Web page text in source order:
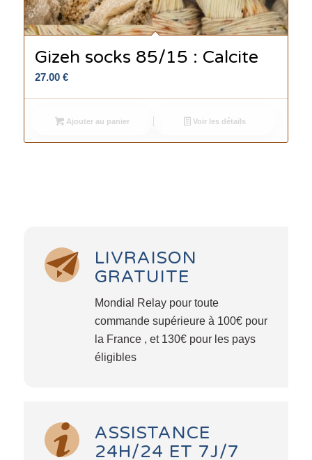
Gizeh socks 85/15 : Calcite
27.00 €
Ajouter au panier Voir les détails
LIVRAISON
GRATUITE
Mondial Relay pour toute
commande supérieure à 100€ pour
la France , et 130€ pour les pays
éligibles
ASSISTANCE
24H/24 ET 7J/7